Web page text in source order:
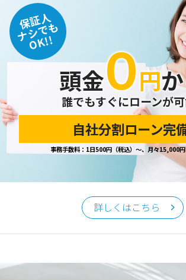
個人情報の訂正･削除・開示
ご本人から、登録されている個人情報につ
開示の請求があった場合は、迅速に対応いた
当ホームページが保有する個人情報の取り
正・削除・開示等に関するお問い合わせ先
個人情報保護担当窓口
当社の「個人情報の取扱い」に関するお問い
クロムオート
〒002-0865 札幌市北区屯田町740
TEL／011-790-7766FAX／011-790-6818
E-mail：info@chromeauto.co.jp
保証人
ナシでも
OK!!
頭金０円
誰でもすぐにローンが
自社分割ローン完
事務手数料：1日500円（税込）～、月々15,000
詳しくはこちら